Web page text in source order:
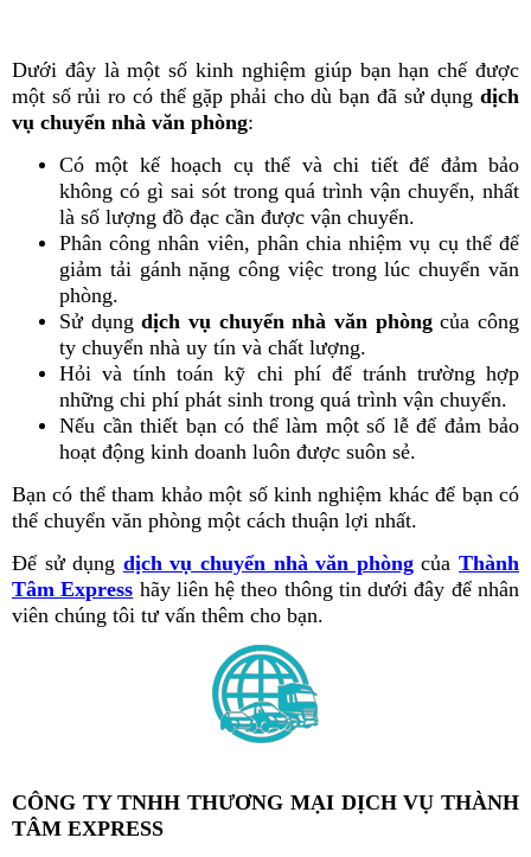
Dưới đây là một số kinh nghiệm giúp bạn hạn chế được
một số rủi ro có thể gặp phải cho dù bạn đã sử dụng dịch
vụ chuyển nhà văn phòng:
Có một kế hoạch cụ thể và chi tiết để đảm bảo
không có gì sai sót trong quá trình vận chuyển, nhất
là số lượng đồ đạc cần được vận chuyển.
Phân công nhân viên, phân chia nhiệm vụ cụ thể để
giảm tải gánh nặng công việc trong lúc chuyển văn
phòng.
Sử dụngdịch vụ chuyển nhà văn phòng của công
ty chuyển nhà uy tín và chất lượng.
Hỏi và tính toán kỹ chi phí để tránh trường hợp
những chi phí phát sinh trong quá trình vận chuyển.
Nếu cần thiết bạn có thể làm một số lễ để đảm bảo
hoạt động kinh doanh luôn được suôn sẻ.
Bạn có thể tham khảo một số kinh nghiệm khác để bạn có
thể chuyển văn phòng một cách thuận lợi nhất.
Để sử dụng dịch vụ chuyển nhà văn phòng củaThành
Tâm Express hãy liên hệ theo thông tin dưới đây để nhân
viên chúng tôi tư vấn thêm cho bạn.
CÔNG TY TNHH THƯƠNG MẠI DỊCH VỤ THÀNH
TÂM EXPRESS